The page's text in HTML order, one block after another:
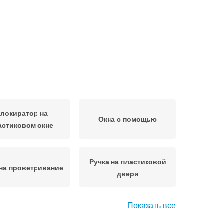
на
окне
Окна с помощью
проветривание
Ручка на пластиковой
двери
Показать все